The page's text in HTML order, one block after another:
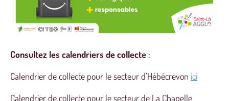
Consultez les calendriers de collecte :
Calendrier de collecte pour le secteur d’Hébécrevon ici
Calendrier de collecte pour le secteur de La Chapelle